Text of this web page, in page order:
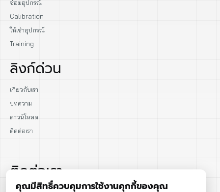
ซ่อมอุปกรณ์
Calibration
ให้เช่าอุปกรณ์
Training
ลิงก์ด่วน
เกี่ยวกับเรา
บทความ
ดาวน์โหลด
ติดต่อเรา
ติดต่อเรา
คุณมีสิทธิ์ควบคุมการใช้งานคุกกี้ของคุณ